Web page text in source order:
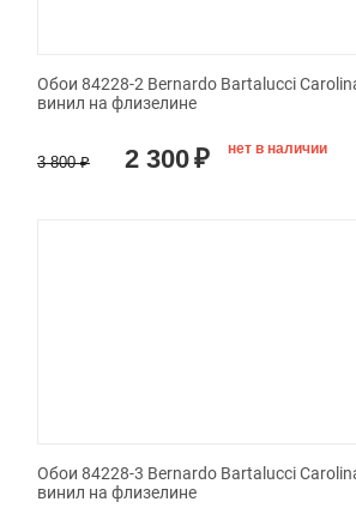
Обои 84228-2 Bernardo Bartalucci
винил на флизелине
3 800 ₽ 2 300₽ нет в наличии
Обои 84228-3 Bernardo Bartalucci
винил на флизелине